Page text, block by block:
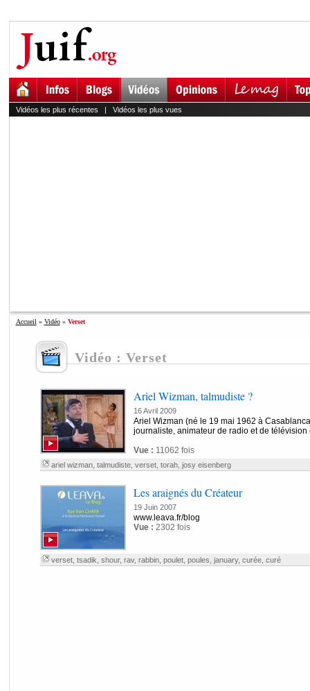
Vidéos les plus récentes | Vidéos les plus vues
Accueil » Vidéo» Verset
Vidéo : Verset
Ariel Wizman, talmudiste ?
16 Avril 2009
Ariel Wizman (né le 19 mai 1962 à
journaliste, animateur de radio et de télévision
Vue : 11062 fois
ariel wizman, talmudiste, verset, torah, josy eisenberg
Les araignés du Créateur
19 Juin 2007
www.leava.fr/blog
Vue : 2302 fois
verset, tsadik shour, rav, rabbin, poulet, poules january, curée, curé